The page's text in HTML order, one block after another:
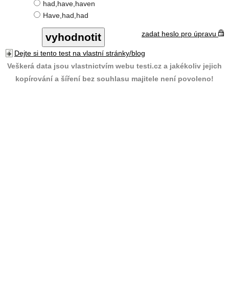
had,have,haven
Have,had,had
zadat heslo pro úpravu
Dejte si tento test na vlastní stránky/blog
Veškerá data jsou vlastnictvím webu testi.cz a jakékoliv jejich
kopírování a šíření bez souhlasu majitele není povoleno!